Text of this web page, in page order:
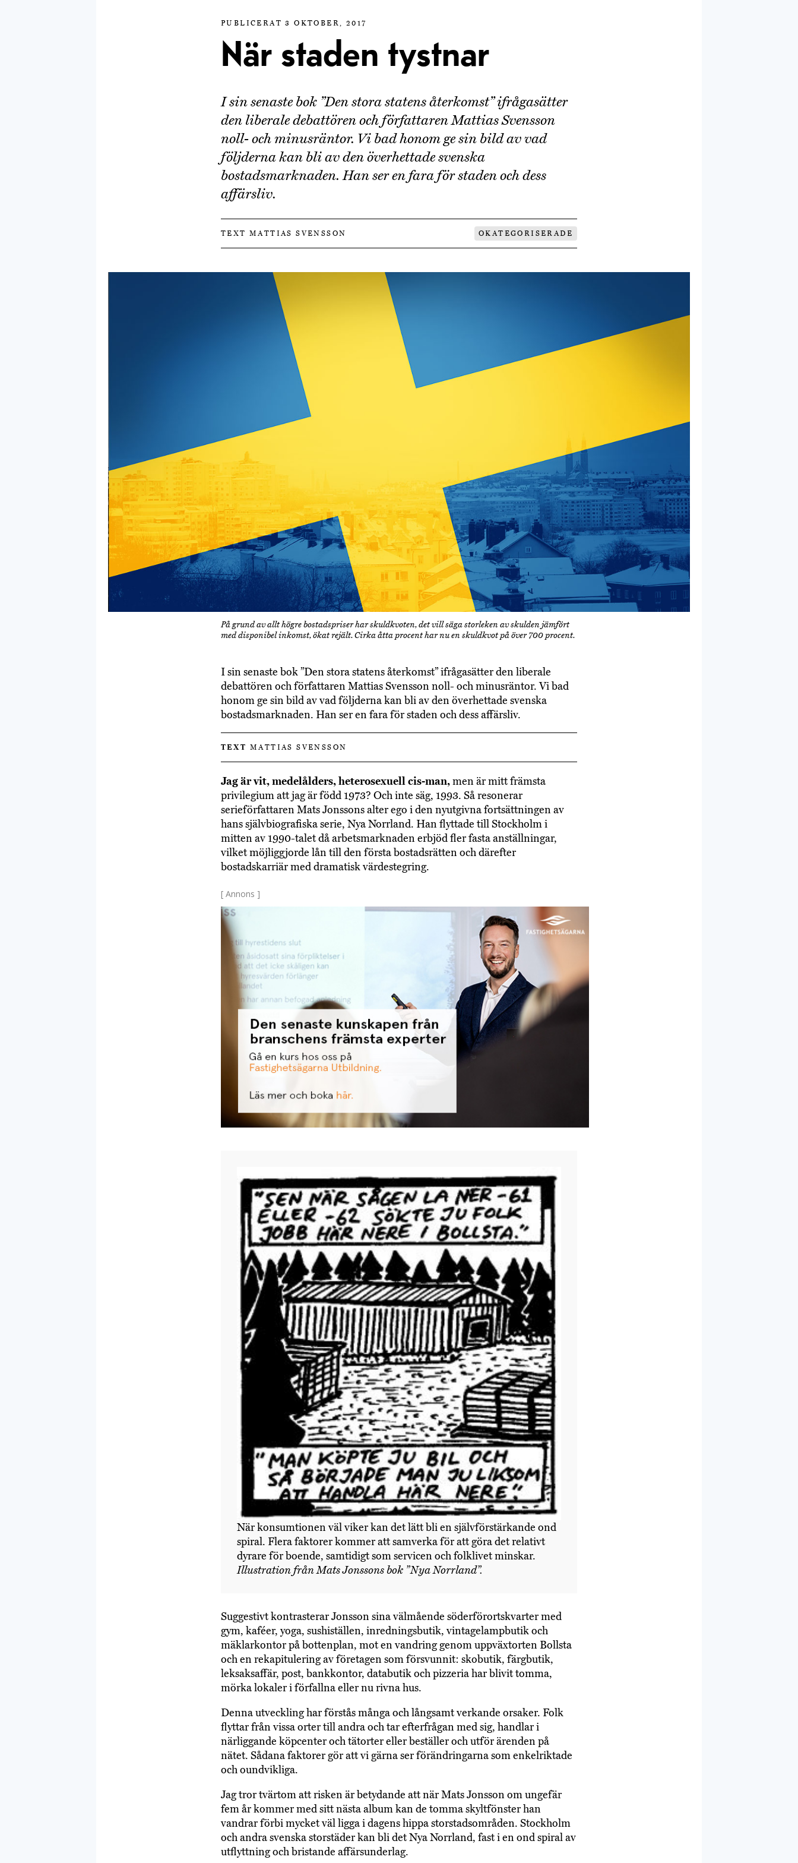
PUBLICERAT 3 OKTOBER, 2017
När staden tystnar
I sin senaste bok ”Den stora statens återkomst” ifrågasätter
den liberale debattören och författaren Mattias Svensson
noll- och minusräntor. Vi bad honom ge sin bild av vad
följderna kan bli av den överhettade svenska
bostadsmarknaden. Han ser en fara för staden och dess
affärsliv.
TEXT MATTIAS SVENSSON OKATEGORISERADE
På grund av allt högre bostadspriser har skuldkvoten, det vill säga storleken av skulden jämfört
med disponibel inkomst, ökat rejält. Cirka åtta procent har nu en skuldkvot på över 700 procent.
I sin senaste bok ”Den stora statens återkomst” ifrågasätter den liberale
debattören och författaren Mattias Svensson noll- och minusräntor. Vi bad
honom ge sin bild av vad följderna kan bli av den överhettade svenska
bostadsmarknaden. Han ser en fara för staden och dess affärsliv.
TEXT MATTIAS SVENSSON
Jag är vit, medelålders, heterosexuell cis-man,men är mitt främsta
privilegium att jag är född 1973? Och inte säg, 1993. Så resonerar
serieförfattaren Mats Jonssons alter ego i den nyutgivna fortsättningen av
hans självbiografiska serie, Nya Norrland. Han flyttade till Stockholm i
mitten av 1990-talet då arbetsmarknaden erbjöd fler fasta anställningar,
vilket möjliggjorde lån till den första bostadsrätten och därefter
bostadskarriär med dramatisk värdestegring.
[ Annons ]
När konsumtionen väl viker kan det lätt bli en självförstärkande ond
spiral. Flera faktorer kommer att samverka för att göra det relativt
dyrare för boende, samtidigt som servicen och folklivet minskar.
Illustration från Mats Jonssons bok ”Nya Norrland”.
Suggestivt kontrasterar Jonsson sina välmående söderförortskvarter med
gym, kaféer, yoga, sushiställen, inredningsbutik, vintagelampbutik och
mäklarkontor på bottenplan, mot en vandring genom uppväxtorten Bollsta
och en rekapitulering av företagen som försvunnit: skobutik, färgbutik,
leksaksaffär, post, bankkontor, databutik och pizzeria har blivit tomma,
mörka lokaler i förfallna eller nu rivna hus.
Denna utveckling har förstås många och långsamt verkande orsaker. Folk
flyttar från vissa orter till andra och tar efterfrågan med sig, handlar i
närliggande köpcenter och tätorter eller beställer och utför ärenden på
nätet. Sådana faktorer gör att vi gärna ser förändringarna som enkelriktade
och oundvikliga.
Jag tror tvärtom att risken är betydande att när Mats Jonsson om ungefär
fem år kommer med sitt nästa album kan de tomma skyltfönster han
vandrar förbi mycket väl ligga i dagens hippa storstadsområden. Stockholm
och andra svenska storstäder kan bli det Nya Norrland, fast i en ond spiral av
utflyttning och bristande affärsunderlag.